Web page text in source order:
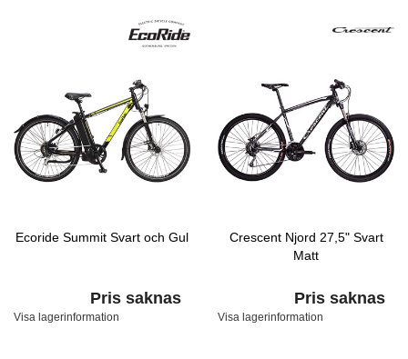
Ecoride Summit Svart och Gul
Pris saknas
Visa lagerinformation
Crescent Njord 27,5" Svart
Matt
Pris saknas
Visa lagerinformation